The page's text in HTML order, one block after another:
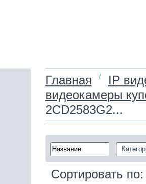
Главная /
IP
видеокамеры
2CD2583G2...
Сортировать